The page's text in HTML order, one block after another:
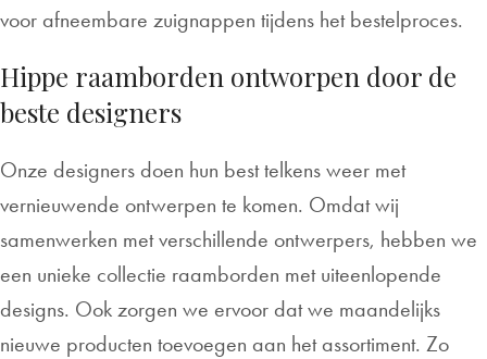
voor afneembare zuignappen tijdens het bestelproces.
Hippe raamborden ontworpen door de
beste designers
Onze designers doen hun best telkens weer met
vernieuwende ontwerpen te komen. Omdat wij
samenwerken met verschillende ontwerpers, hebben we
een unieke collectie raamborden met uiteenlopende
designs. Ook zorgen we ervoor dat we maandelijks
nieuwe producten toevoegen aan het assortiment. Zo